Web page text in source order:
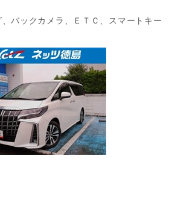
バックカメラ、ＥＴＣ、スマートキー